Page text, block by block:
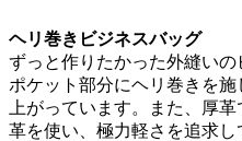
ヘリ巻きビジネスバッグ
ずっと作りたかった外縫い
ポケット部分にヘリ巻きを
上がっています。また、厚
革を使い、極力軽さを追求